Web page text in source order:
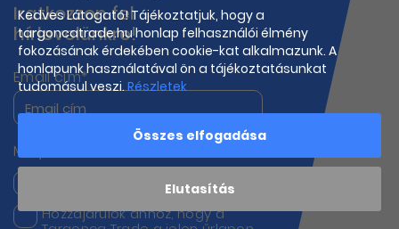
Iratkozzon fel
hírlevelünkre!
Email cím*
Melyik termékeink iránt érdeklődik?
Munkagépek
Hozzájárulok ahhoz, hogy a
Kedves Látogató! Tájékoztatjuk, hogy a
targoncatrade.hu honlap felhasználói élmény
fokozásának érdekében cookie-kat alkalmazunk. A
honlapunk használatával ön a tájékoztatásunkat
tudomásul veszi.Részletek
Összes elfogadása
Elutasítás